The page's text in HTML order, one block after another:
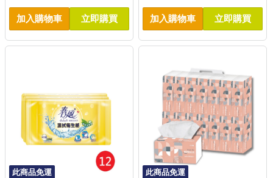
加入購物車 立即購買 加入購物車 立即購買
此商品免運 此商品免運